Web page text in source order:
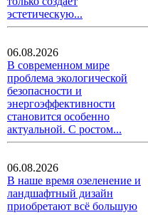
эстетическую...
06.08.2026
В современном мире
проблема экологической
безопасности и
энергоэффективности
становится особенно
актуальной. С ростом...
06.08.2026
В наше время озеленение и
ландшафтный дизайн
приобретают всё большую